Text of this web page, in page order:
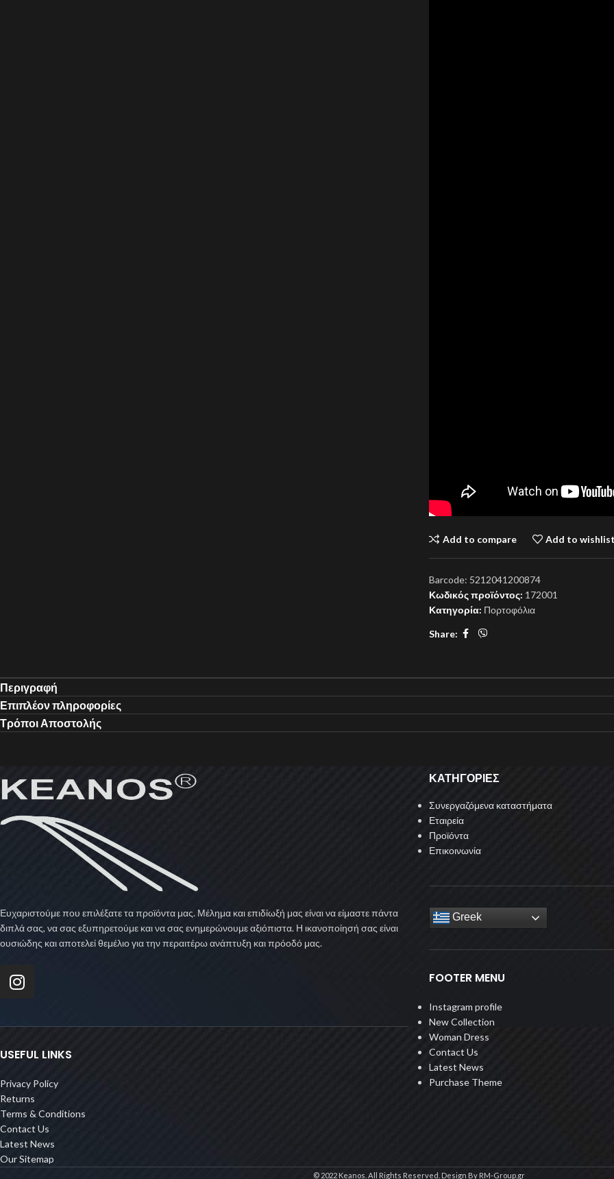
Add to compare Add to
Barcode: 5212041200874
Κωδικός προϊόντος: 172001
Κατηγορία: Πορτοφόλια
Share:
Περιγραφή
Επιπλέον πληροφορίες
Τρόποι Αποστολής
Ευχαριστούμε που επιλέξατε τα προϊόντα μας. Μέλημα και επιδίωξή μας είναι να είμαστε πάντα
διπλά σας, να σας εξυπηρετούμε και να σας ενημερώνουμε αξιόπιστα. Η ικανοποίησή σας είναι
ουσιώδης και αποτελεί θεμέλιο για την περαιτέρω ανάπτυξη και πρόοδό μας.
USEFUL LINKS
Privacy Policy
Returns
Terms & Conditions
Contact Us
Latest News
Our Sitemap
ΚΑΤΗΓΟΡΙΕΣ
Συνεργαζόμενα καταστήματα
Εταιρεία
Προϊόντα
Επικοινωνία
Greek
FOOTER MENU
Instagram profile
New Collection
Woman Dress
Contact Us
Latest News
Purchase Theme
© 2022 Keanos. All Rights Reserved. Design By RM-Group.gr